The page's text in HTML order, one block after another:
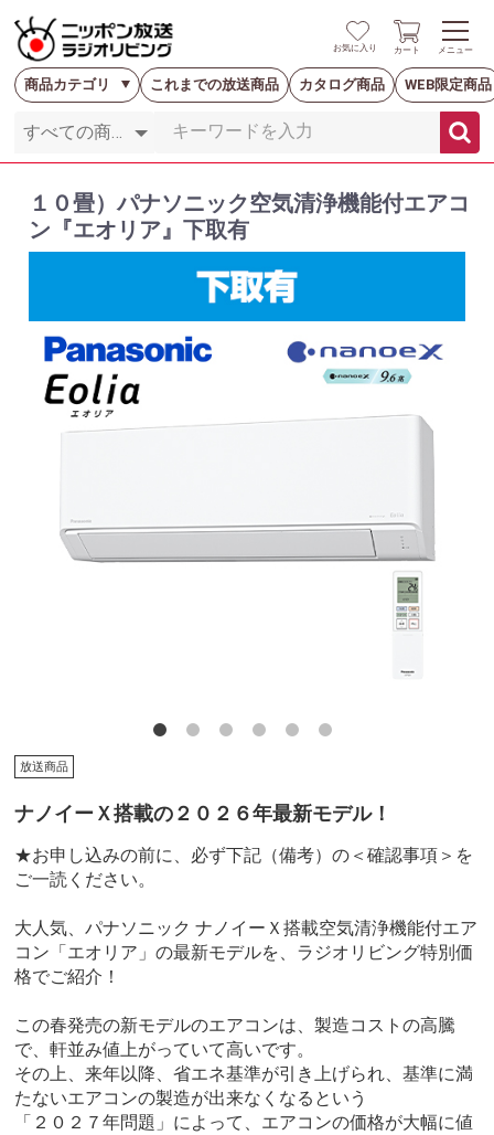
お気に入り カート メニュー
商品カテゴリ これまでの放送商品 カタログ商品 WEB限定商品
１０畳）パナソニック空気清浄機能付エアコ
ン『エオリア』下取有
放送商品
ナノイーＸ搭載の２０２６年最新モデル！
★お申し込みの前に、必ず下記（備考）の＜確認事項＞を
ご一読ください。
大人気、パナソニック ナノイーＸ搭載空気清浄機能付エア
コン「エオリア」の最新モデルを、ラジオリビング特別価
格でご紹介！
この春発売の新モデルのエアコンは、製造コストの高騰
で、軒並み値上がっていて高いです。
その上、来年以降、省エネ基準が引き上げられ、基準に満
たないエアコンの製造が出来なくなるという
「２０２７年問題」によって、エアコンの価格が大幅に値